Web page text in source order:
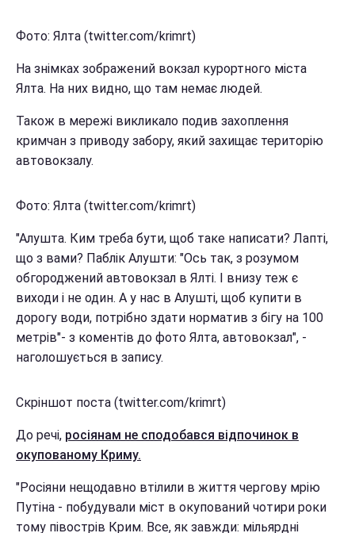
Фото: Ялта (twitter.com/krimrt)
На знімках зображений вокзал курортного міста
Ялта. На них видно, що там немає людей.
Також в мережі викликало подив захоплення
кримчан з приводу забору, який захищає територію
автовокзалу.
Фото: Ялта (twitter.com/krimrt)
"Алушта. Ким треба бути, щоб таке написати? Лапті,
що з вами? Паблік Алушти: "Ось так, з розумом
обгороджений автовокзал в Ялті. І внизу теж є
виходи і не один. А у нас в Алушті, щоб купити в
дорогу води, потрібно здати норматив з бігу на 100
метрів"- з коментів до фото Ялта, автовокзал", -
наголошується в запису.
Скріншот поста (twitter.com/krimrt)
До речі, росіянам не сподобався відпочинок в
окупованому Криму.
"Росіяни нещодавно втілили в життя чергову мрію
Путіна - побудували міст в окупований чотири роки
тому півострів Крим. Все, як завжди: мільярдні